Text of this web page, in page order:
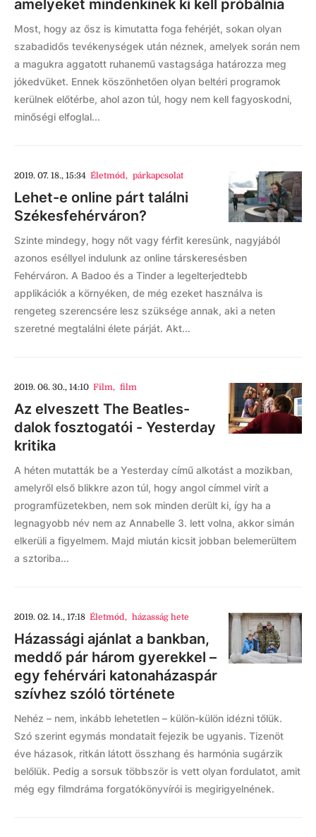
amelyeket mindenkinek ki kell próbálnia
Most, hogy az ősz is kimutatta foga fehérjét, sokan olyan
szabadidős tevékenységek után néznek, amelyek során nem
a magukra aggatott ruhanemű vastagsága határozza meg
jókedvüket. Ennek köszönhetően olyan beltéri programok
kerülnek előtérbe, ahol azon túl, hogy nem kell fagyoskodni,
minőségi elfoglal...
2019. 07. 18., 15:34 Életmód, párkapcsolat
Lehet-e online párt találni
Székesfehérváron?
Szinte mindegy, hogy nőt vagy férfit keresünk, nagyjából
azonos eséllyel indulunk az online társkeresésben
Fehérváron. A Badoo és a Tinder a legelterjedtebb
applikációk a környéken, de még ezeket használva is
rengeteg szerencsére lesz szüksége annak, aki a neten
szeretné megtalálni élete párját. Akt...
2019. 06. 30., 14:10 Film, film
Az elveszett The Beatles-
dalok fosztogatói - Yesterday
kritika
A héten mutatták be a Yesterday című alkotást a mozikban,
amelyről első blikkre azon túl, hogy angol címmel virít a
programfüzetekben, nem sok minden derült ki, így ha a
legnagyobb név nem az Annabelle 3. lett volna, akkor simán
elkerüli a figyelmem. Majd miután kicsit jobban belemerültem
a sztoriba...
2019. 02. 14., 17:18 Életmód, házasság hete
Házassági ajánlat a bankban,
meddő pár három gyerekkel –
egy fehérvári katonaházaspár
szívhez szóló története
Nehéz – nem, inkább lehetetlen – külön-külön idézni tőlük.
Szó szerint egymás mondatait fejezik be ugyanis. Tizenöt
éve házasok, ritkán látott összhang és harmónia sugárzik
belőlük. Pedig a sorsuk többször is vett olyan fordulatot, amit
még egy filmdráma forgatókönyvírói is megirigyelnének.